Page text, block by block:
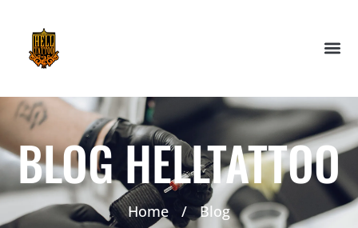
BLOG HELLTATTOO
Home / Blog